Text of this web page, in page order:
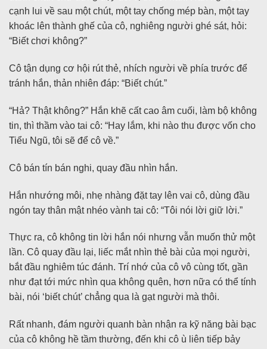
cạnh lui về sau một chút, một tay chống mép bàn, một tay
khoác lên thành ghế của cô, nghiêng người ghé sát, hỏi:
“Biết chơi không?”
Cô tận dụng cơ hội rút thẻ, nhích người về phía trước để
tránh hắn, thản nhiên đáp: “Biết chút.”
“Hả? Thật không?” Hắn khẽ cất cao âm cuối, làm bộ không
tin, thì thầm vào tai cô: “Hay lắm, khi nào thu được vốn cho
Tiểu Ngũ, tôi sẽ để cô về.”
Cô bán tín bán nghi, quay đầu nhìn hắn.
Hắn nhướng môi, nhẹ nhàng đặt tay lên vai cô, dùng đầu
ngón tay thân mật nhéo vành tai cô: “Tôi nói lời giữ lời.”
Thực ra, cô không tin lời hắn nói nhưng vẫn muốn thử một
lần. Cô quay đầu lại, liếc mắt nhìn thẻ bài của mọi người,
bắt đầu nghiêm túc đánh. Trí nhớ của cô vô cùng tốt, gần
như đạt tới mức nhìn qua không quên, hơn nữa có thể tính
bài, nói ‘biết chút’ chẳng qua là gạt người mà thôi.
Rất nhanh, đám người quanh bàn nhận ra kỹ năng bài bạc
của cô không hề tầm thường, đến khi cô ù liên tiếp bảy